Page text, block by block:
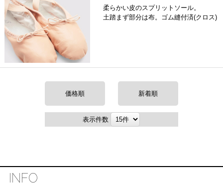
柔らかい皮のスプリットソール。
土踏まず部分は布。ゴム縫付済(クロス)
価格順 新着順
表示件数
INFO